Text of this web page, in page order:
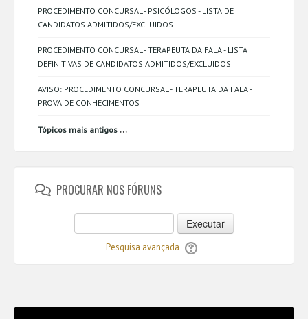
PROCEDIMENTO CONCURSAL - PSICÓLOGOS - LISTA DE
CANDIDATOS ADMITIDOS/EXCLUÍDOS
PROCEDIMENTO CONCURSAL - TERAPEUTA DA FALA - LISTA
DEFINITIVAS DE CANDIDATOS ADMITIDOS/EXCLUÍDOS
AVISO: PROCEDIMENTO CONCURSAL - TERAPEUTA DA FALA -
PROVA DE CONHECIMENTOS
Tópicos mais antigos ...
PROCURAR NOS FÓRUNS
Executar
Pesquisa avançada